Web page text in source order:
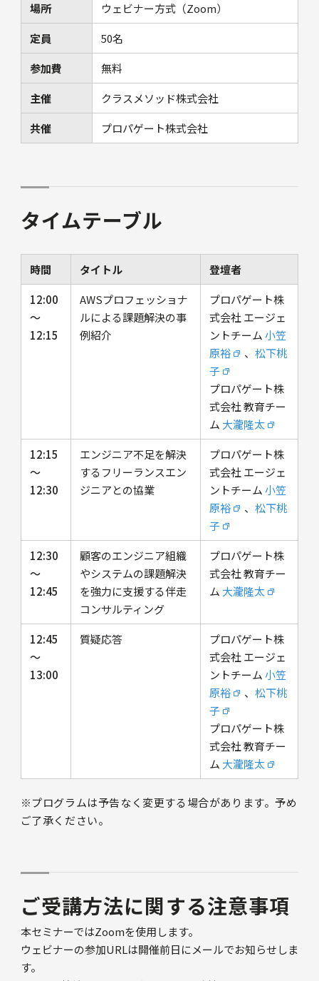
場所
ウェビナー方式（Zoom）
定員
50名
参加費
無料
主催
クラスメソッド株式会社
共催
プロパゲート株式会社
タイムテーブル
時間 タイトル
登壇者
12:00
〜
12:15
AWSプロフェッショナ
ルによる課題解決の事
例紹介
プロパゲート株
式会社 エージェ
ントチーム小笠
原裕
、 松下桃
子
プロパゲート株
式会社 教育チー
ム 大瀧隆太
12:15
〜
12:30
エンジニア不足を解決
するフリーランスエン
ジニアとの協業
プロパゲート株
式会社 エージェ
ントチーム小笠
原裕
、 松下桃
子
12:30
〜
12:45
顧客のエンジニア組織
やシステムの課題解決
を強力に支援する伴走
コンサルティング
プロパゲート株
式会社 教育チー
ム 大瀧隆太
12:45
〜
13:00
質疑応答
プロパゲート株
式会社 エージェ
ントチーム小笠
原裕
、 松下桃
子
プロパゲート株
式会社 教育チー
ム 大瀧隆太
※プログラムは予告なく変更する場合があります。予め
ご了承ください。
ご受講方法に関する注意事項
本セミナーではZoomを使用します。
ウェビナーの参加URLは開催前日にメールでお知らせしま
す。